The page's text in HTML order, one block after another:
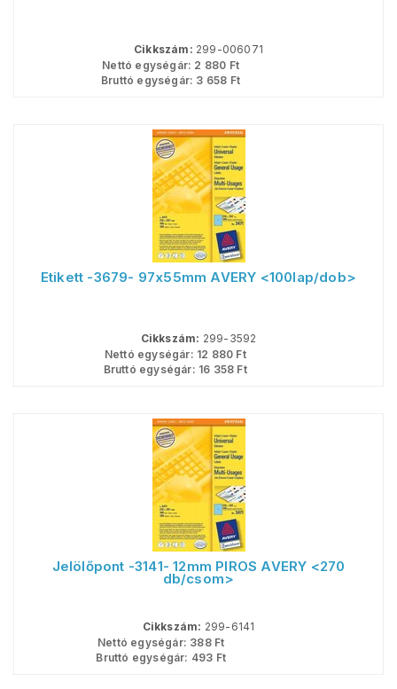
Cikkszám: 299-006071
Nettó egységár: 2 880 Ft
Bruttó egységár: 3 658 Ft
Etikett -3679- 97x55mm AVERY <100lap/dob>
Cikkszám: 299-3592
Nettó egységár: 12 880 Ft
Bruttó egységár: 16 358 Ft
Jelölőpont -3141- 12mm PIROS AVERY <270
db/csom>
Cikkszám: 299-6141
Nettó egységár: 388Ft
Bruttó egységár: 493 Ft